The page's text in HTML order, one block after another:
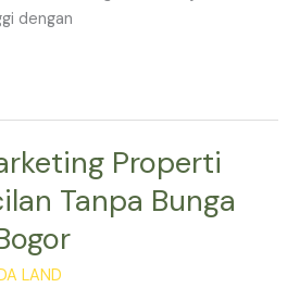
dengan
Properti
Tanpa Bunga
LAND